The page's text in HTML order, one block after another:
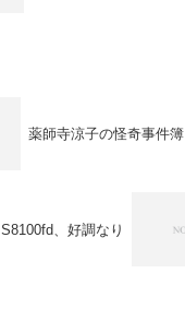
薬師寺涼子の怪奇事件簿
S8100fd、好調なり